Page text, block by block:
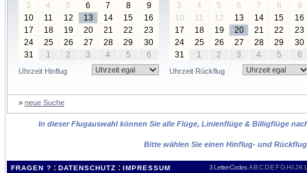
3
4 5 6 7 8
9
10
11 12 13 14 15
16
17
18 19 20 21 22
23
24
25 26 27 28 29
30
31
1 2 3 4 5 6
Uhrzeit Hinflug
3
4 5 6 7 8
9
10
11 12 13 14 15
16
17
18 19 20 21 22
23
24
25 26 27 28 29
30
31
1 2 3 4 5 6
Uhrzeit Rückflug
» neue Suche
In dieser Flugauswahl können Sie alle Flüge, Linienflüge & Billigflüge
Bitte wählen Sie einen Hinflug- und
FRAGEN ? : DATENSCHUTZ : IMPRESSUM 3 Letter-Codes ABCDEFGH IJKL